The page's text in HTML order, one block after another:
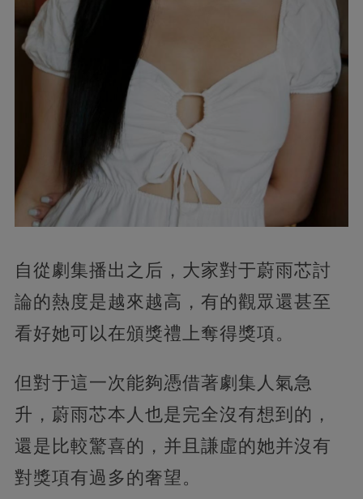
自從劇集播出之后，大家對于蔚雨芯討
論的熱度是越來越高，有的觀眾還甚至
看好她可以在頒獎禮上奪得獎項。
但對于這一次能夠憑借著劇集人氣急
升，蔚雨芯本人也是完全沒有想到的，
還是比較驚喜的，并且謙虛的她并沒有
對獎項有過多的奢望。